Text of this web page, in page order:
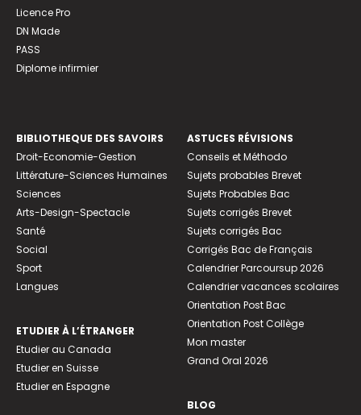
Licence Pro
DN Made
PASS
Diplome infirmier
BIBLIOTHEQUE DES SAVOIRS
Droit-Economie-Gestion
Littérature-Sciences Humaines
Sciences
Arts-Design-Spectacle
Santé
Social
Sport
Langues
ETUDIER À L’ÉTRANGER
Etudier au Canada
Etudier en Suisse
Etudier en Espagne
ASTUCES RÉVISIONS
Conseils et Méthodo
Sujets probables Brevet
Sujets Probables Bac
Sujets corrigés Brevet
Sujets corrigés Bac
Corrigés Bac de Français
Calendrier Parcoursup 2026
Calendrier vacances scolaires
Orientation Post Bac
Orientation Post Collège
Mon master
Grand Oral 2026
BLOG